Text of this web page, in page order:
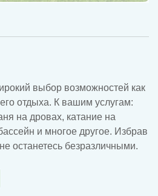
выбор возможностей как
отдыха. К вашим услугам:
на дровах, катание на
и многое другое. Избрав
останетесь безразличными.